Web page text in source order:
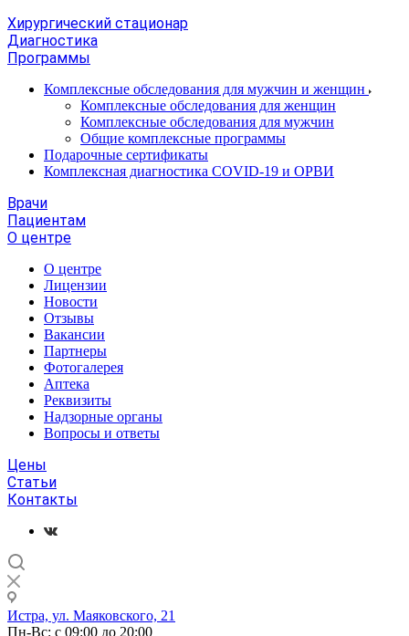
Хирургический стационар
Диагностика
Программы
Комплексные обследования для мужчин и женщин
Комплексные обследования для женщин
Комплексные обследования для мужчин
Общие комплексные программы
Подарочные сертификаты
Комплексная диагностика COVID-19 и ОРВИ
Врачи
Пациентам
О центре
О центре
Лицензии
Новости
Отзывы
Вакансии
Партнеры
Фотогалерея
Аптека
Реквизиты
Надзорные органы
Вопросы и ответы
Цены
Статьи
Контакты
Истра, ул. Маяковского, 21
Пн-Вс: с 09:00 до 20:00